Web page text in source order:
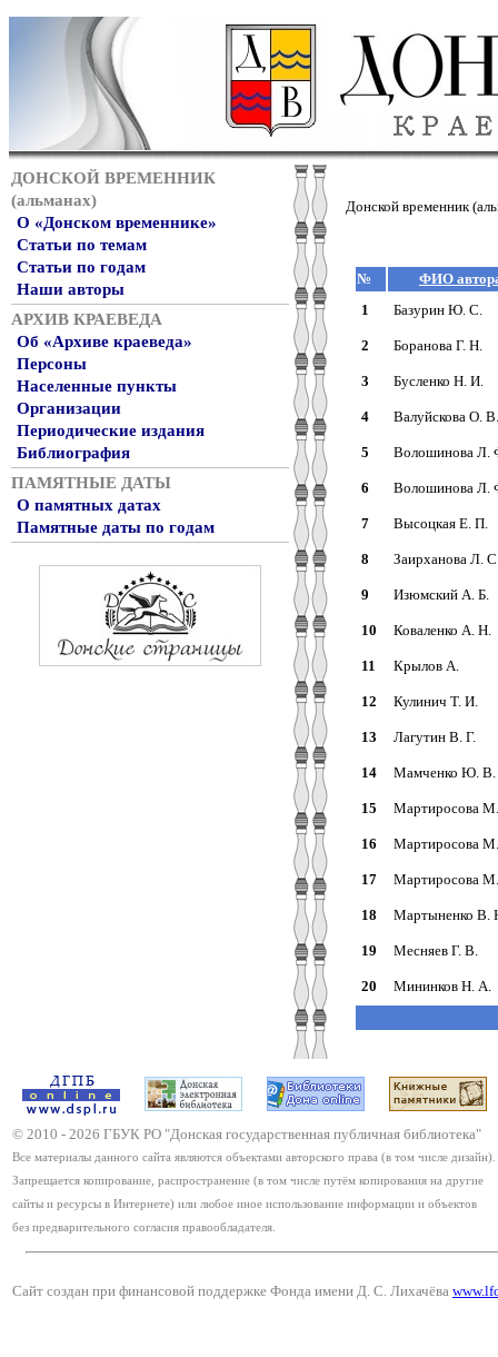
ДОНСКОЙ ВРЕМЕННИК
(альманах)
О «Донском временнике»
Статьи по темам
Статьи по годам
Наши авторы
АРХИВ КРАЕВЕДА
Об «Архиве краеведа»
Персоны
Населенные пункты
Организации
Периодические издания
Библиография
ПАМЯТНЫЕ ДАТЫ
О памятных датах
Памятные даты по годам
Донской временник
№
ФИО
1
Базурин Ю. С.
2 Боранова Г. Н.
3 Бусленко Н. И.
4 Валуйскова О. В.
5 Волошинова Л.
6 Волошинова Л.
7 Высоцкая Е. П.
8 Заирханова Л.
9 Изюмский А. Б.
10 Коваленко А. Н.
11 Крылов А.
12 Кулинич Т. И.
13 Лагутин В. Г.
14 Мамченко Ю. В.
15 Мартиросова
16 Мартиросова
17 Мартиросова
18 Мартыненко В.
19 Месняев Г. В.
20 Мининков Н. А.
© 2010 - 2026 ГБУК РО "Донская государственная публичная библиотека"
Все материалы данного сайта являются объектами авторского права (в том числе дизайн).
Запрещается копирование, распространение (в том числе путём копирования на другие
сайты и ресурсы в Интернете) или любое иное использование информации и объектов
без предварительного согласия правообладателя.
Сайт создан при финансовой поддержке Фонда имени Д. С. Лихачёва